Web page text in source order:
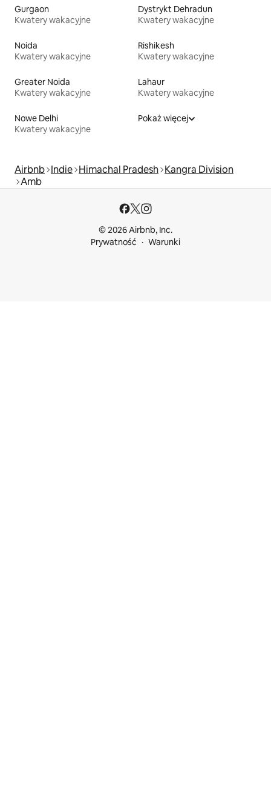
Gurgaon
Kwatery wakacyjne
Dystrykt Dehradun
Kwatery wakacyjne
Noida
Kwatery wakacyjne
Rishikesh
Kwatery wakacyjne
Greater Noida
Kwatery wakacyjne
Lahaur
Kwatery wakacyjne
Nowe Delhi
Kwatery wakacyjne
Pokaż więcej
Airbnb Indie Himachal Pradesh Kangra Division
Amb
© 2026 Airbnb, Inc.
Prywatność
Warunki